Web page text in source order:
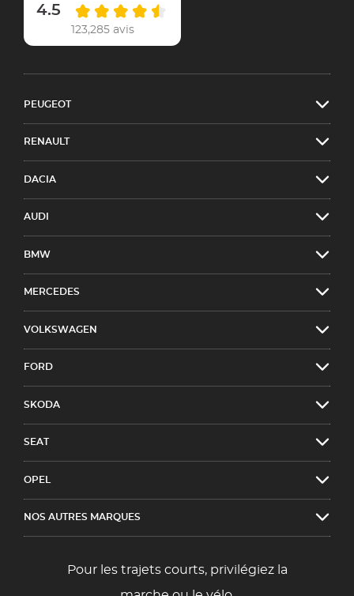
4.5
123,285 avis
PEUGEOT
RENAULT
DACIA
AUDI
BMW
MERCEDES
VOLKSWAGEN
FORD
SKODA
SEAT
OPEL
NOS AUTRES MARQUES
Pour les trajets courts, privilégiez la